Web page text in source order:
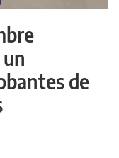
de